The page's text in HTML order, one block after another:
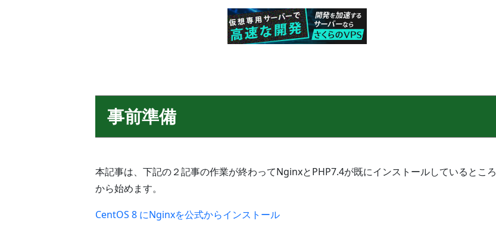
事前準備
本記事は、下記の２記事の作業が終わってNginxとPHP7.4が既にインストールしているところ
から始めます。
CentOS 8 にNginxを公式からインストール